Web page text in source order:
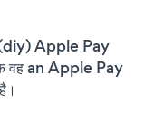
(diy) Apple Pay
वह an Apple Pay